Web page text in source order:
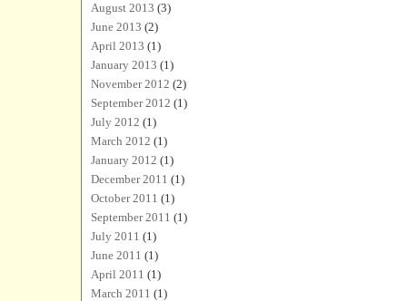
August 2013 (3)
June 2013 (2)
April 2013 (1)
January 2013 (1)
November 2012 (2)
September 2012 (1)
July 2012 (1)
March 2012 (1)
January 2012 (1)
December 2011 (1)
October 2011 (1)
September 2011 (1)
July 2011 (1)
June 2011 (1)
April 2011 (1)
March 2011 (1)